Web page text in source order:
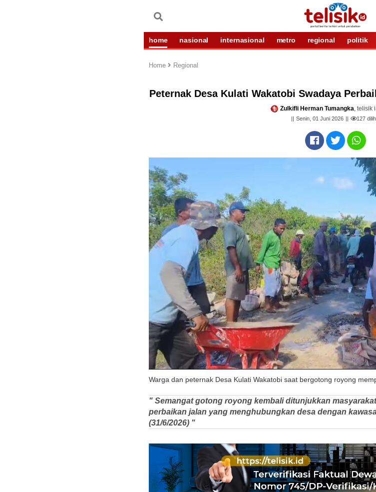
home nasional internasional metro regional politik
Home Regional
Peternak Desa Kulati Wakatobi Swadaya
Zulkifli Herman Tumangka, telisik
Senin, 01 Juni 2026 127
Warga dan peternak Desa Kulati Wakatobi saat bergotong royong
" Semangat gotong royong kembali ditunjukkan
perbaikan jalan yang menghubungkan desa dengan
(31/6/2026) "